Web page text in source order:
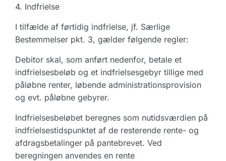
4. Indfrielse
I tilfælde af førtidig indfrielse, jf. Særlige
Bestemmelser pkt. 3, gælder følgende regler:
Debitor skal, som anført nedenfor, betale et
indfrielsesbeløb og et indfrielsesgebyr tillige med
påløbne renter, løbende administrationsprovision
og evt. påløbne gebyrer.
Indfrielsesbeløbet beregnes som nutidsværdien på
indfrielsestidspunktet af de resterende rente- og
afdragsbetalinger på pantebrevet. Ved
beregningen anvendes en rente